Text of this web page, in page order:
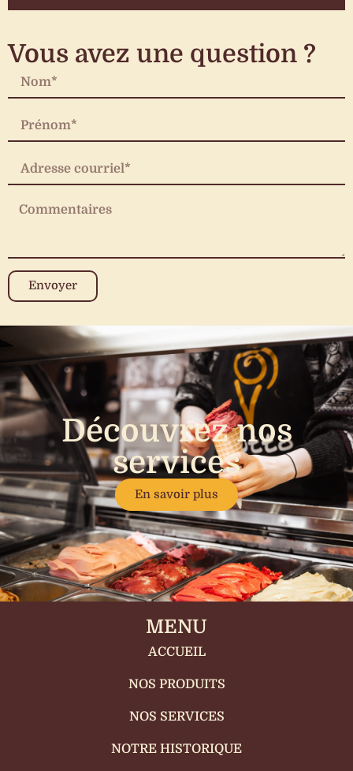
Vous avez une question ?
Envoyer
Découvrez nos
services
En savoir plus
MENU
ACCUEIL
NOS PRODUITS
NOS SERVICES
NOTRE HISTORIQUE